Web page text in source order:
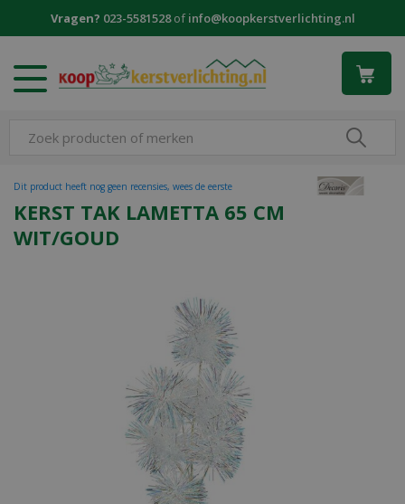
Vragen? 023-5581528ofinfo@koopkerstverlichting.nl
KERST TAK LAMETTA 65 CM
WIT/GOUD
Dit product heeft nog geen recensies, wees de eerste